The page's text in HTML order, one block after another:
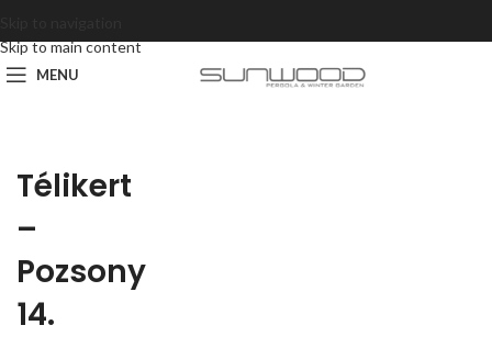
Skip to main content
MENU
Télikert
–
Pozsony
14.